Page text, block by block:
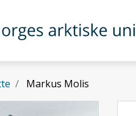
universitet
Markus Molis